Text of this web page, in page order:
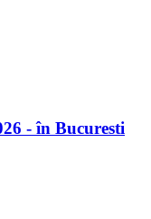
- în Bucuresti